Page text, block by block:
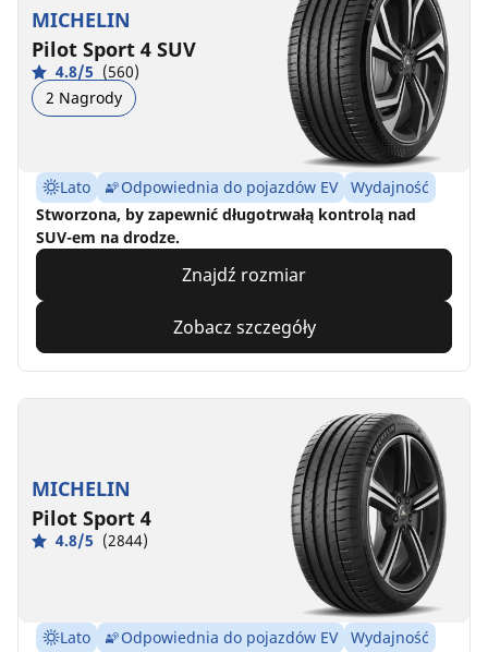
MICHELIN
Pilot Sport 4 SUV
4.8/5 (560)
2 Nagrody
Lato Odpowiednia do pojazdów EV
Wydajność
Stworzona, by zapewnić długotrwałą kontrolą nad
SUV-em na drodze.
Znajdź rozmiar
Zobacz szczegóły
MICHELIN
Pilot Sport 4
4.8/5 (2844)
Lato Odpowiednia do pojazdów EV Wydajność